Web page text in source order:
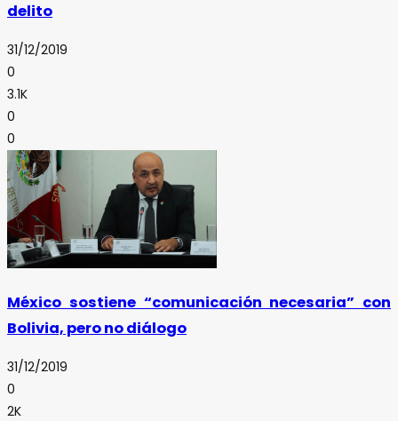
delito
31/12/2019
0
3.1K
0
0
México sostiene “comunicación necesaria” con
Bolivia, pero no diálogo
31/12/2019
0
2K